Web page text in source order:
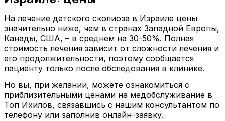
На лечение детского сколиоза в Израиле цены
значительно ниже, чем в странах Западной Европы,
Канады, США, – в среднем на 30-50%. Полная
стоимость лечения зависит от сложности лечения и
его продолжительности, поэтому сообщается
пациенту только после обследования в клинике.
Но вы, при желании, можете ознакомиться с
приблизительными ценами на медобслуживание в
Топ Ихилов, связавшись с нашим консультантом по
телефону или заполнив онлайн-заявку.